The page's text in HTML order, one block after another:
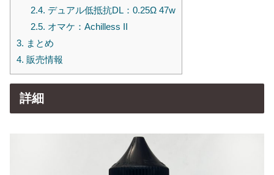
2.4. デュアル低抵抗DL：0.25Ω 47w
2.5. オマケ：Achilless II
3. まとめ
4. 販売情報
詳細